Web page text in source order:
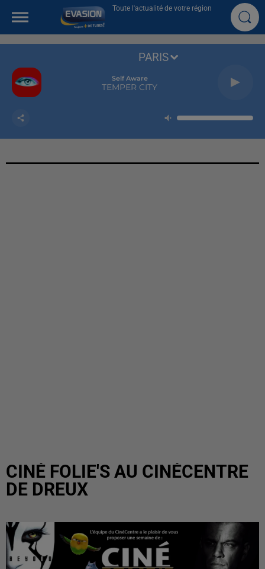
Toute l'actualité de votre région
Self Aware
TEMPER CITY
PARIS
CINÉ FOLIE'S AU CINÉCENTRE
DE DREUX